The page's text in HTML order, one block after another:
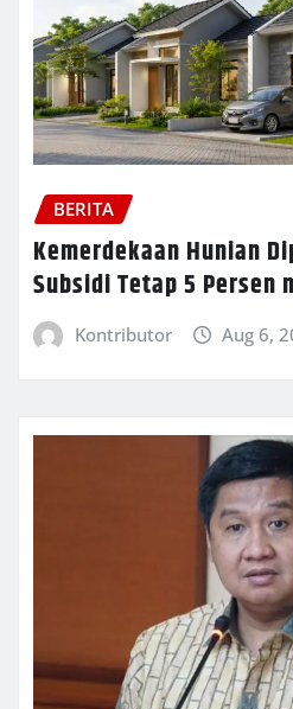
BERITA
Kemerdekaan Hunian
Subsidi Tetap 5 Persen
Kontributor Aug 6,